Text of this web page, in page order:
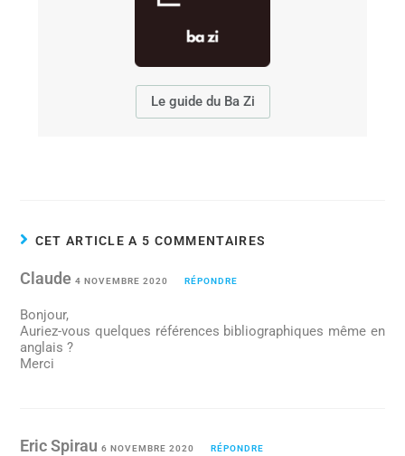
Le guide du Ba Zi
CET ARTICLE A 5 COMMENTAIRES
Claude4 NOVEMBRE 2020 RÉPONDRE
Bonjour,
Auriez-vous quelques références bibliographiques même en
anglais ?
Merci
Eric Spirau6 NOVEMBRE 2020 RÉPONDRE